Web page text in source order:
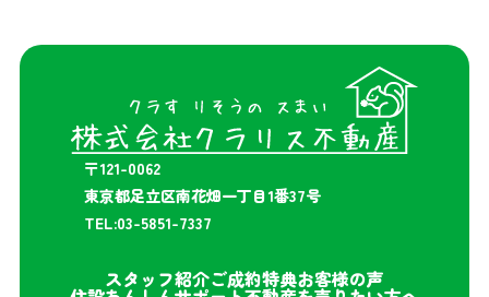
〒121-0062
東京都足立区南花畑一丁目1番37号
TEL:03-5851-7337
スタッフ紹介ご成約特典お客様の声